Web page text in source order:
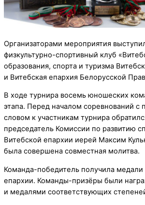
Организаторами мероприятия
физкультурно-спортивный клуб
образования, спорта и туризма
и Витебская епархия Белорусской
В ходе турнира восемь юношеских
этапа. Перед началом соревнований с
словом к участникам турнира
председатель Комиссии по развитию
Витебской епархии иерей Максим
была совершена совместная молитва.
Команда-победитель получила медали
епархии. Команды-призёры были
и медалями соответствующих